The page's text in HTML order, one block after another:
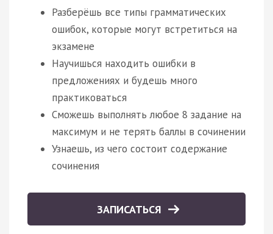
Разберёшь все типы грамматических
ошибок, которые могут встретиться на
экзамене
Научишься находить ошибки в
предложениях и будешь много
практиковаться
Сможешь выполнять любое 8 задание на
максимум и не терять баллы в сочинении
Узнаешь, из чего состоит содержание
сочинения
ЗАПИСАТЬСЯ